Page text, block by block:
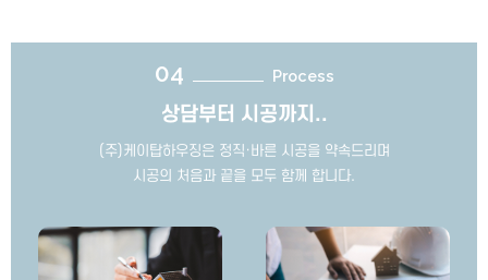
04 Process
상담부터 시공까지..
(주)케이탑하우징은 정직·바른 시공을 약속드리며
시공의 처음과 끝을 모두 함께 합니다.